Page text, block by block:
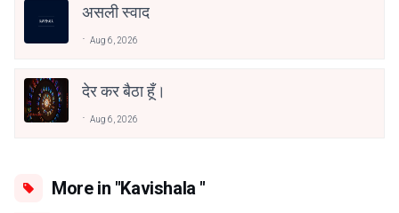
असली स्वाद
Aug 6, 2026
देर कर बैठा हूँ।
Aug 6, 2026
More in "Kavishala "